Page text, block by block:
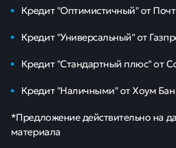
Кредит "Оптимистичный" от
Кредит "Универсальный" от
Кредит "Стандартный плюс" от
Кредит "Наличными" от Хоум
*Предложение действительно на
материала